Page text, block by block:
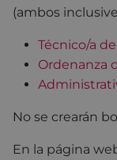
(ambos
Técnico/a
Ordenanza
No se crearán
En la página